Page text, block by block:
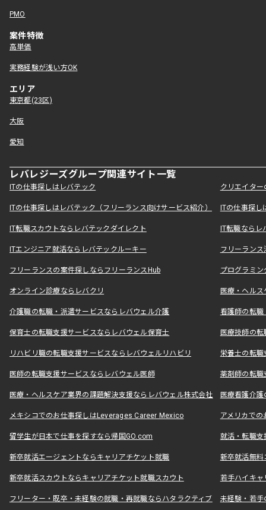
PMO
案件特徴
高単価
実務経験が浅い方OK
エリア
東京都(23区)
大阪
愛知
レバレジーズグループ関連サイト一覧
ITの仕事探しはレバテック クリエイタ
ITの仕事探しはレバテック（フリーランス向けサービス紹介） ITの仕事探
IT転職スカウトならレバテックダイレクト IT転職なら
ITエンジニア就活ならレバテックルーキー フリーラン
フリーランスの案件探しならフリーランスHub プログラミ
オンライン診療ならレバクリ 医療・ヘル
介護職の転職・派遣サービスならレバウェル介護 看護師の転
保育士の転職支援サービスならレバウェル保育士 医療技師の
リハビリ職の転職支援サービスならレバウェルリハビリ 栄養士の転
医師の転職支援サービスならレバウェル医師 薬剤師の転
医療・ヘルスケア業界の課題解決支援ならレバウェル株式会社 医療看護介
メキシコでのお仕事探しはLeverages Career Mexico アメリカで
留学生が日本で仕事を探すなら帰国GO.com 就活・転職
新卒就活エージェントならキャリアチケット就職 新卒就活無料
新卒就活スカウトならキャリアチケット就職スカウト 若手ハイキ
フリーター・既卒・未経験の就職・再就職ならハタラクティブ 未経験・若手